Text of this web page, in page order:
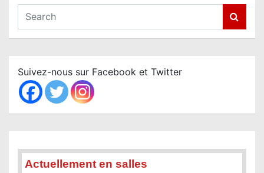
a
c
h
Suivez-nous sur Facebook et Twitter
Actuellement en salles